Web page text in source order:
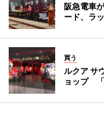
阪急電車
ード、ラ
買う
ルクア サ
ョップ